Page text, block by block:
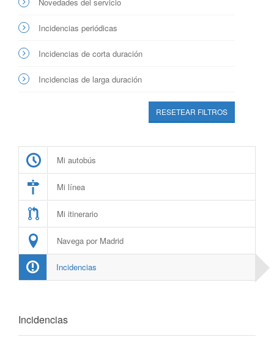
Incidencias periódicas
Incidencias de corta duración
Incidencias de larga duración
RESETEAR FILTROS
Mi autobús
Mi línea
Mi itinerario
Navega por Madrid
Incidencias
Incidencias